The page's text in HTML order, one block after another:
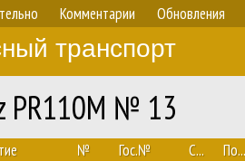
Комментарии Обновления
транспорт
PR110M № 13
№ Гос.№ С... По...